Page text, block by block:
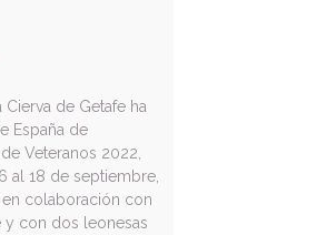
de Getafe ha
España de
Veteranos 2022,
al 18 de septiembre,
colaboración con
y con dos leonesas